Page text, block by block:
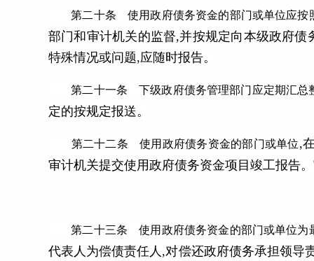
第二十条 使用政府债务资金的部门或单位应按
部门和审计机关的监督,并按规定向本级政府
特殊情况或问题,应随时报告。
第二十一条 下级政府债务管理部门应定期汇总
定的按规定报送。
第二十二条 使用政府债务资金的部门或单位,
审计机关提交使用政府债务资金项目竣工报告
第二十三条 使用政府债务资金的部门或单位为
代表人为偿债责任人,对偿还政府债务承担领导